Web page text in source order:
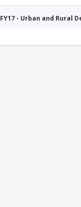
FY17 - Urban and Rural